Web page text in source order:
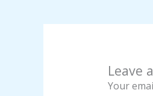
Leave
Your